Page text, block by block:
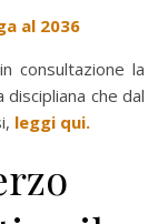
al 2036
consultazione la
discipliana che dal
leggi qui.